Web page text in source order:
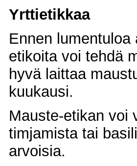
Yrttietikkaa
Ennen
etikoita voi tehdä
hyvä laittaa
kuukausi.
Mauste-etikan voi
timjamista tai
arvoisia.